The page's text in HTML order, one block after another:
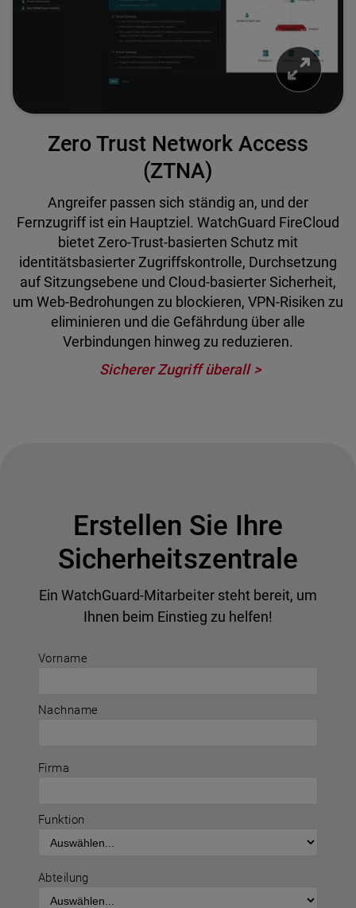
Zero Trust Network Access
(ZTNA)
Angreifer passen sich ständig an, und der
Fernzugriff ist ein Hauptziel. WatchGuard FireCloud
bietet Zero-Trust-basierten Schutz mit
identitätsbasierter Zugriffskontrolle, Durchsetzung
auf Sitzungsebene und Cloud-basierter Sicherheit,
um Web-Bedrohungen zu blockieren, VPN-Risiken zu
eliminieren und die Gefährdung über alle
Verbindungen hinweg zu reduzieren.
Sicherer Zugriff überall
Vorname
Nachname
Firma
Funktion
Abteilung
Erstellen Sie Ihre
Sicherheitszentrale
Ein WatchGuard-Mitarbeiter steht bereit, um
Ihnen beim Einstieg zu helfen!